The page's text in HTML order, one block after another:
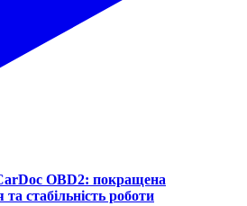
OBD2: покращена
та стабільність роботи